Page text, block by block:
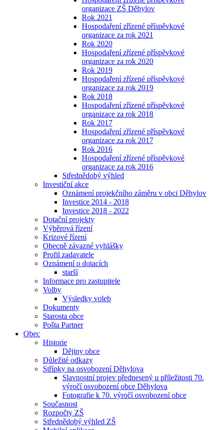
organizace ZŠ Děhylov
Rok 2021
Hospodaření zřízené příspěvkové
organizace za rok 2021
Rok 2020
Hospodaření zřízené příspěvkové
organizace za rok 2020
Rok 2019
Hospodaření zřízené příspěvkové
organizace za rok 2019
Rok 2018
Hospodaření zřízené příspěvkové
organizace za rok 2018
Rok 2017
Hospodaření zřízené příspěvkové
organizace za rok 2017
Rok 2016
Hospodaření zřízené příspěvkové
organizace za rok 2016
Střednědobý výhled
Investiční akce
Oznámení projekčního záměru v obci Děhylov
Investice 2014 - 2018
Investice 2018 - 2022
Dotační projekty
Výběrová řízení
Krizové řízení
Obecně závazné vyhlášky
Profil zadavatele
Oznámení o dotacích
starší
Informace pro zastupitele
Volby
Výsledky voleb
Dokumenty
Starosta obce
Pošta Partner
Obec
Historie
Dějiny obce
Důležité odkazy
Střípky na osvobození Děhylova
Slavnostní projev přednesený u příležitosti 70.
výročí osvobození obce Děhylova
Fotografie k 70. výročí osvobození obce
Současnost
Rozpočty ZŠ
Střednědobý výhled ZŠ